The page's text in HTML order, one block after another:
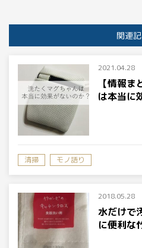
関連
2021.04.28
【情報
は本当に
清掃 モノ語り
2018.05.28
水だけで
に便利な